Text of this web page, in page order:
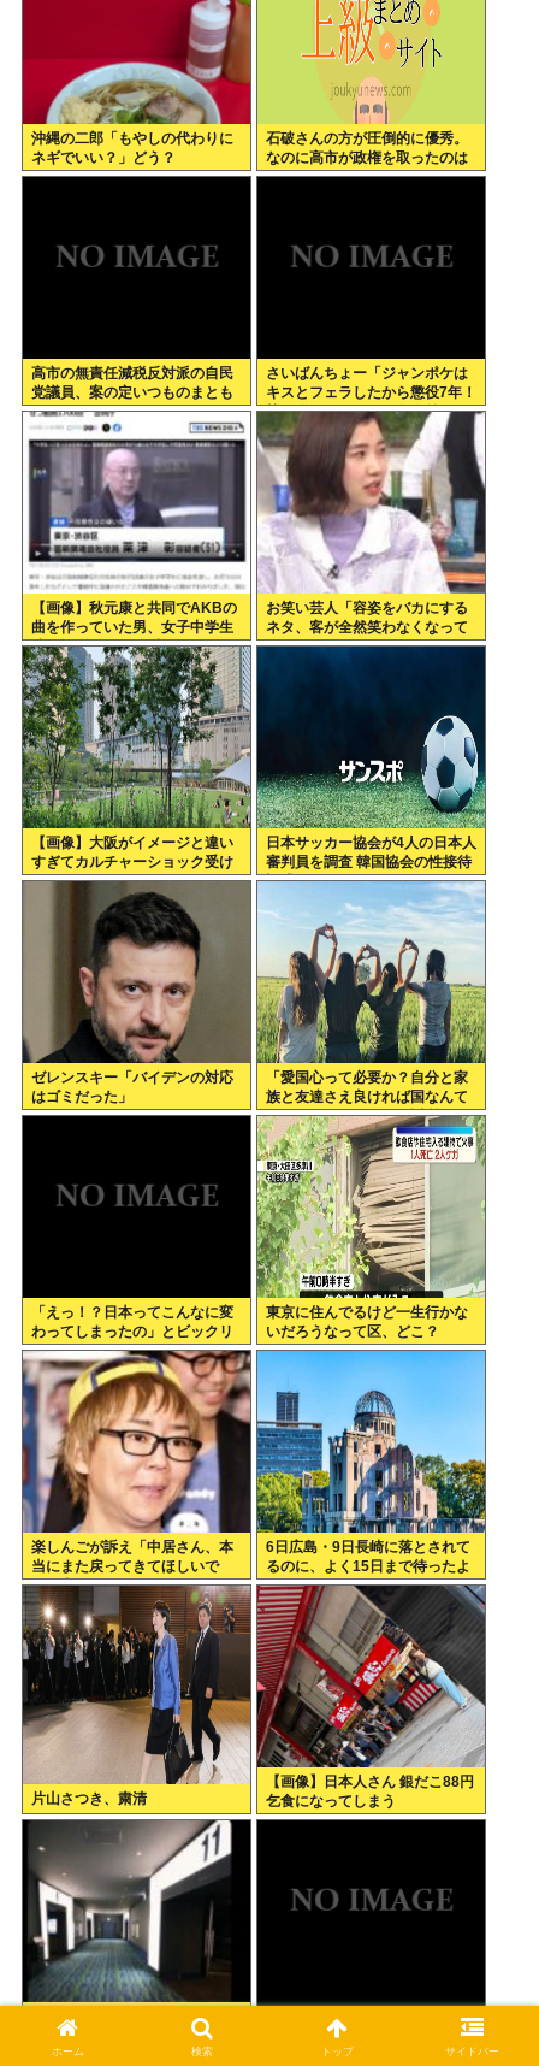
沖縄の二郎「もやしの代わりに
ネギでいい？」どう？
石破さんの方が圧倒的に優秀。
なのに高市が政権を取ったのは
おかしい
高市の無責任減税反対派の自民
党議員、案の定いつものまとも
なメンツだったwww
さいばんちょー「ジャンポケは
キスとフェラしたから懲役7年！
執行猶予なし！」←殺人並みに
重くて草
【画像】秋元康と共同でAKBの
曲を作っていた男、女子中学生
達と撮影した1700点のAVをネ
ットで販売していたwww
お笑い芸人「容姿をバカにする
ネタ、客が全然笑わなくなって
きた」
【画像】大阪がイメージと違い
すぎてカルチャーショック受け
てる
日本サッカー協会が4人の日本人
審判員を調査 韓国協会の性接待
疑惑で
ゼレンスキー「バイデンの対応
はゴミだった」
「愛国心って必要か？自分と家
族と友達さえ良ければ国なんて
どうでもいいじゃん。近所のコ
ンビニの方がまだ大切だわ」7万
いいね
「えっ！？日本ってこんなに変
わってしまったの」とビックリ
したこと
東京に住んでるけど一生行かな
いだろうなって区、どこ？
楽しんごが訴え「中居さん、本
当にまた戻ってきてほしいで
す。中居さんいないテレビ
は…」
6日広島・9日長崎に落とされて
るのに、よく15日まで待ったよ
な
片山さつき、粛清
【画像】日本人さん 銀だこ88円
乞食になってしまう
【画像】X民「映画館のこの通
路からしか得られない栄養って
あると思う」 共感できると話題
日本『30℃』でも涼しい
ホーム 検索 トップ サイドバー